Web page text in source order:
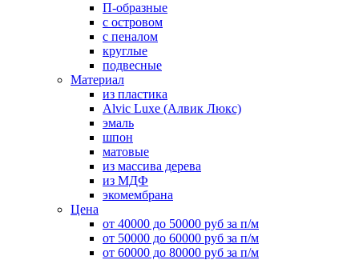
П-образные
с островом
с пеналом
круглые
подвесные
Материал
из пластика
Alvic Luxe (Алвик Люкс)
эмаль
шпон
матовые
из массива дерева
из МДФ
экомембрана
Цена
от 40000 до 50000 руб за п/м
от 50000 до 60000 руб за п/м
от 60000 до 80000 руб за п/м